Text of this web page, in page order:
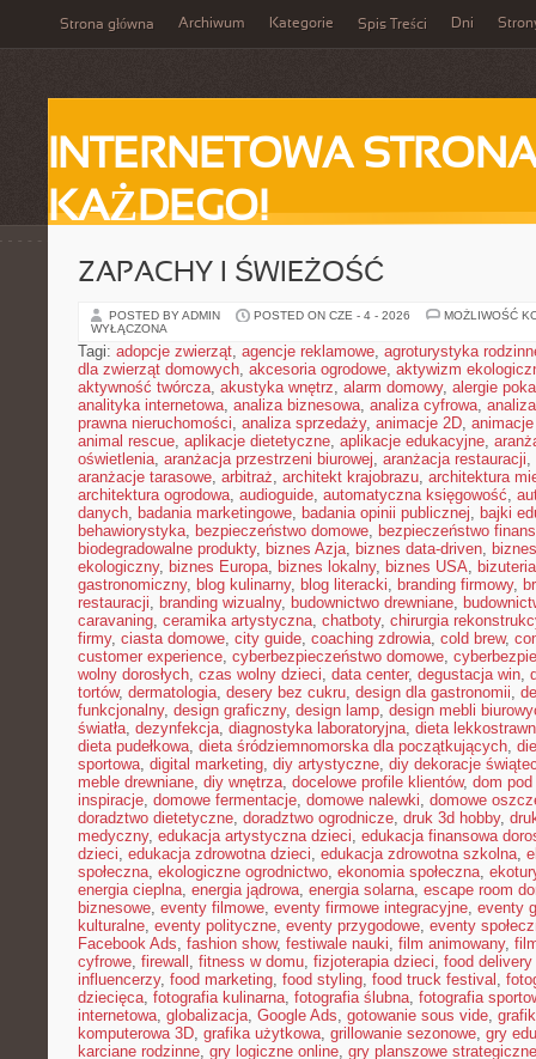
Strona główna Archiwum Kategorie Spis Treści Dni
INTERNETOWA
KAŻDEGO!
ZAPACHY I ŚWIEŻOŚĆ
POSTED BY ADMIN POSTED ON CZE - 4 - 2026
MOŻLIWOŚĆ
WYŁĄCZONA
Tagi: adopcje zwierząt, agencje reklamowe, agroturystyka
dla zwierząt domowych, akcesoria ogrodowe, aktywizm
aktywność twórcza, akustyka wnętrz, alarm domowy, alergie
analityka internetowa, analiza biznesowa, analiza cyfrowa,
prawna nieruchomości, analiza sprzedaży, animacje 2D,
animal rescue, aplikacje dietetyczne, aplikacje edukacyjne,
oświetlenia, aranżacja przestrzeni biurowej, aranżacja restauracji,
aranżacje tarasowe, arbitraż, architekt krajobrazu, architektura
architektura ogrodowa, audioguide, automatyczna księgowość,
danych, badania marketingowe, badania opinii publicznej, bajki
behawiorystyka, bezpieczeństwo domowe, bezpieczeństwo
biodegradowalne produkty, biznes Azja, biznes data-driven,
ekologiczny, biznes Europa, biznes lokalny, biznes USA,
gastronomiczny, blog kulinarny, blog literacki, branding firmowy,
restauracji, branding wizualny, budownictwo drewniane,
caravaning, ceramika artystyczna, chatboty, chirurgia
firmy, ciasta domowe, city guide, coaching zdrowia, cold brew,
customer experience, cyberbezpieczeństwo domowe,
wolny dorosłych, czas wolny dzieci, data center, degustacja win,
tortów, dermatologia, desery bez cukru, design dla gastronomii,
funkcjonalny, design graficzny, design lamp, design mebli
światła, dezynfekcja, diagnostyka laboratoryjna, dieta
dieta pudełkowa, dieta śródziemnomorska dla początkujących,
sportowa, digital marketing, diy artystyczne, diy dekoracje
meble drewniane, diy wnętrza, docelowe profile klientów, dom
inspiracje, domowe fermentacje, domowe nalewki, domowe
doradztwo dietetyczne, doradztwo ogrodnicze, druk 3d hobby,
medyczny, edukacja artystyczna dzieci, edukacja finansowa
dzieci, edukacja zdrowotna dzieci, edukacja zdrowotna szkolna,
społeczna, ekologiczne ogrodnictwo, ekonomia społeczna,
energia cieplna, energia jądrowa, energia solarna, escape room
biznesowe, eventy filmowe, eventy firmowe integracyjne, eventy
kulturalne, eventy polityczne, eventy przygodowe, eventy
Facebook Ads, fashion show, festiwale nauki, film animowany,
cyfrowe, firewall , fitness w domu, fizjoterapia dzieci, food delivery
influencerzy, food marketing, food styling, food truck festival ,
dziecięca, fotografia kulinarna, fotografia ślubna, fotografia
internetowa, globalizacja, Google Ads, gotowanie sous vide,
komputerowa 3D, grafika użytkowa, grillowanie sezonowe, gry
karciane rodzinne, gry logiczne online, gry planszowe strategiczne